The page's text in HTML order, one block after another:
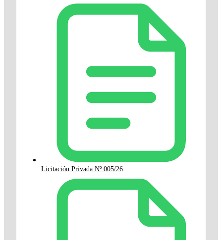
Licitación Privada Nº 005/26